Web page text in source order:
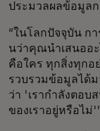
ประมวลผลข้อมูล
“ในโลกปัจจุบัน
นว่าคุณนำเสนออ
คือใคร ทุกสิ่งทุกอ
รวบรวมข้อมูลได้
ว่า 'เรากำลังตอบ
ของเราอยู่หรือไม่